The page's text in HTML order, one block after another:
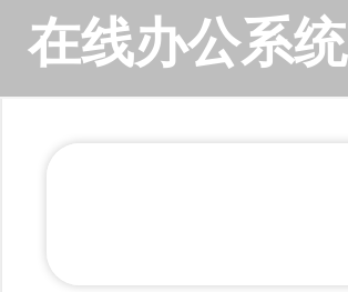
在线办公系统